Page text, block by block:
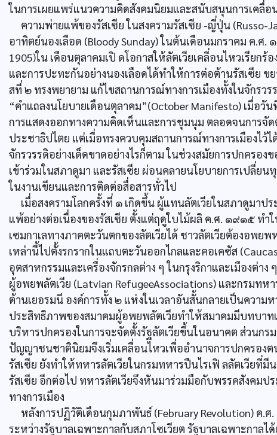
ในการเผยแพร่แนวความคิดสังคมนิยมและสนับสนุนการเค
ความพ่ายแพ้ของรัสเซีย ในสงครามรัสเซีย -ญี่ปุ่น
อาทิตย์นองเลือด (Bloody Sunday) ในต้นเดือนมกราคม ค.
1905)ใน เดือนตุลาคมเปิ ดโอกาสให้ลัตเวียเคลี่อนไหวเรียก
และการปะทะกันอย่างนองเลือดได้ทำให้การต่อต้านรัสเซีย
สที่ ๒ ทรงพยายาม แก้ไขสถานการณ์ทางการเมืองทั้งในจักรว
“คำแถลงนโยบายเดือนตุลาคม”(October Manifesto) เมื่
การแสดงออกทางความคิดเห็นและการชุมนุม ตลอดจนการจั
ประชาธิปไตย แต่เมื่อทรงควบคุมสถานการณ์ทางการเมืองไว้
จักรวรรดิอย่างเด็ดขาดอย่างไรก็ตาม ในช่วงสมัยการปกคร
เข้าร่วมในสภาดูมา และรัสเซีย ผ่อนคลายนโยบายการเปลี่ย
ในงานเขียนและการติดต่อสื่อสารทั่วไป
เมื่อสงครามโลกครั้งที่ ๑ เกิดขึ้น ผู้แทนลัตเวียในสภาดูมาป
แพ้อย่างต่อเนื่องของรัสเซีย ตั้งแต่ฤดูใบไม้ผลิ ค.ศ. ๑๙๑๕ ทำ
เซมกาเลทางภาคตะวันตกของลัตเวียได้ ชาวลัตเวียต้องอพ
เหล่านี้ไปตั้งรกรากในแถบตะวันออกไกลและคอเคซัส
อุตสาหกรรมและเครื่องจักรกลต่าง ๆ ในกรุงริกาและเมืองต่า
ผู้อพยพลัตเวีย (Latvian RefugeeAssociations) และกรมทห
ต้านเยอรมนี องค์การทั้ง ๒ แห่งในเวลาอันสั้นกลายเป็นความ
ประสิทธิภาพของสมาคมผู้อพยพลัตเวียทำให้สมาคมมีบทบา
บริหารปกครองในการจะจัดตั้งรัฐลัตเวียขึ้นในอนาคต ส่วนก
ปัญญาชนชาตินิยมจึงเริ่มเคลื่อนไหวเพื่ออำนาจการปกครอง
รัสเซีย ยังทำให้ทหารลัตเวียในกรมทหารปืนไรเฟิ ลลัตเวียที่
รัสเซีย อีกต่อไป ทหารลัตเวียจึงหันมาร่วมมือกับพรรคสังคม
ทางการเมือง
หลังการปฏิวัติเดือนกุมภาพันธ์ (February Revolution) ค.
ระหว่างรัฐบาลเฉพาะกาลกับสภาโซเวียต รัฐบาลเฉพาะกาล